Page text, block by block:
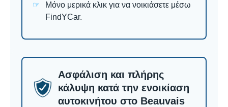
Μόνο μερικά κλικ για να νοικιάσετε μέσω
FindYCar.
Ασφάλιση και πλήρης
κάλυψη κατά την ενοικίαση
αυτοκινήτου στο Beauvais